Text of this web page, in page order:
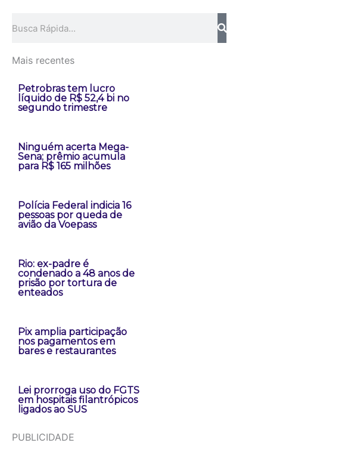
Mais recentes
Petrobras tem lucro
líquido de R$ 52,4 bi no
segundo trimestre
Ninguém acerta Mega-
Sena; prêmio acumula
para R$ 165 milhões
Polícia Federal indicia 16
pessoas por queda de
avião da Voepass
Rio: ex-padre é
condenado a 48 anos de
prisão por tortura de
enteados
Pix amplia participação
nos pagamentos em
bares e restaurantes
Lei prorroga uso do FGTS
em hospitais filantrópicos
ligados ao SUS
PUBLICIDADE